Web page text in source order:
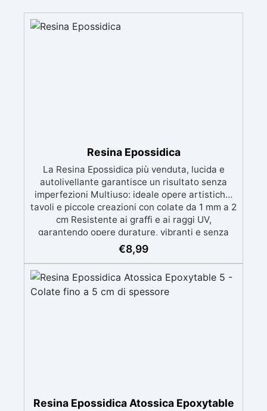
Resina Epossidica
La Resina Epossidica più venduta, lucida e
autolivellante garantisce un risultato senza
imperfezioni Multiuso: ideale opere artistiche,
tavoli e piccole creazioni con colate da 1 mm a 2
cm Resistente ai graffi e ai raggi UV,
garantendo opere durature, vibranti e senza
ingiallimenti nel tempo Bassa viscosità e
formula anti-bolle per risultati impeccabili,
Certificata Atossica post catalisi per contatto
con la pelle, BPA free e VoC Free
€8,99
Resina Epossidica Atossica Epoxytable